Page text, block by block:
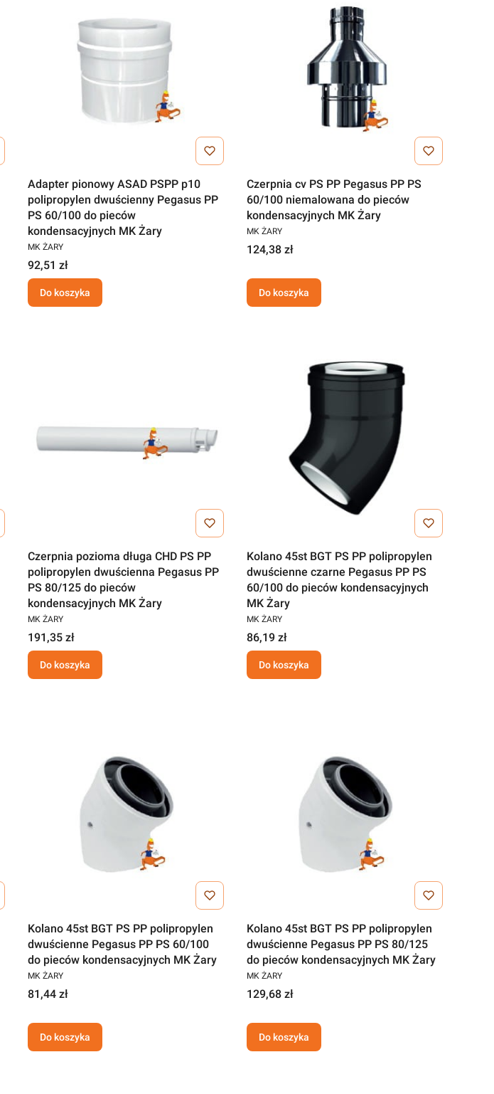
Adapter pionowy ASAD PSPP p10
polipropylen dwuścienny Pegasus PP
PS 60/100 do pieców
kondensacyjnych MK Żary
MK ŻARY
92,51 zł
Do koszyka
Czerpnia cv PS PP Pegasus PP PS
60/100 niemalowana do pieców
kondensacyjnych MK Żary
MK ŻARY
124,38 zł
Do koszyka
Czerpnia pozioma długa CHD PS PP
polipropylen dwuścienna Pegasus PP
PS 80/125 do pieców
kondensacyjnych MK Żary
MK ŻARY
191,35 zł
Do koszyka
Kolano 45st BGT PS PP polipropylen
dwuścienne czarne Pegasus PP PS
60/100 do pieców kondensacyjnych
MK Żary
MK ŻARY
86,19 zł
Do koszyka
Kolano 45st BGT PS PP polipropylen
dwuścienne Pegasus PP PS 60/100
do pieców kondensacyjnych MK Żary
MK ŻARY
81,44 zł
Do koszyka
Kolano 45st BGT PS PP polipropylen
dwuścienne Pegasus PP PS 80/125
do pieców kondensacyjnych MK Żary
MK ŻARY
129,68 zł
Do koszyka